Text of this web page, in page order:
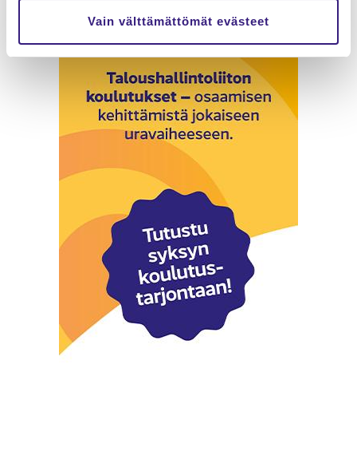
Vain välttämättömät evästeet